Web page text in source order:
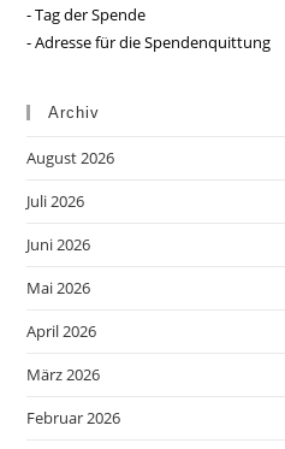
- Tag der Spende
- Adresse für die Spendenquittung
Archiv
August 2026
Juli 2026
Juni 2026
Mai 2026
April 2026
März 2026
Februar 2026